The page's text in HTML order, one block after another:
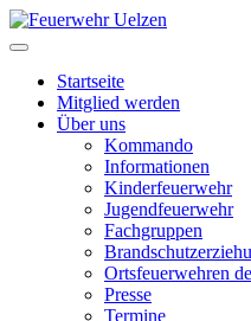
Startseite
Mitglied werden
Über uns
Kommando
Informationen
Kinderfeuerwehr
Jugendfeuerwehr
Fachgruppen
Ortsfeuerwehren
Presse
Termine